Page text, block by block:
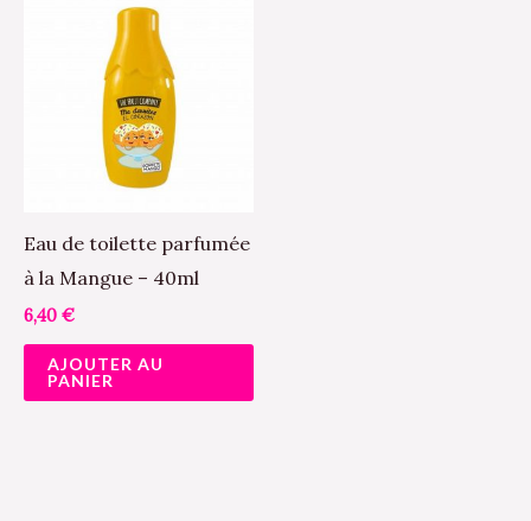
Eau de toilette parfumée
à la Mangue – 40ml
6,40 €
AJOUTER AU
PANIER